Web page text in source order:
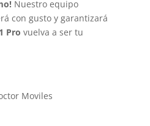
Nuestro equipo
con gusto y garantizará
Pro vuelva a ser tu